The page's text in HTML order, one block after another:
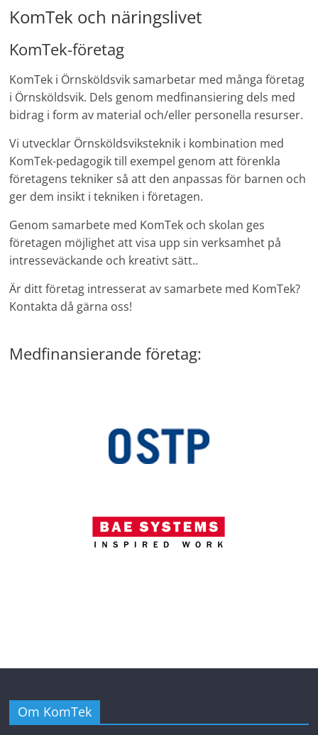
KomTek och näringslivet
KomTek-företag
KomTek i Örnsköldsvik samarbetar med många företag
i Örnsköldsvik. Dels genom medfinansiering dels med
bidrag i form av material och/eller personella resurser.
Vi utvecklar Örnsköldsviksteknik i kombination med
KomTek-pedagogik till exempel genom att förenkla
företagens tekniker så att den anpassas för barnen och
ger dem insikt i tekniken i företagen.
Genom samarbete med KomTek och skolan ges
företagen möjlighet att visa upp sin verksamhet på
intresseväckande och kreativt sätt..
Är ditt företag intresserat av samarbete med KomTek?
Kontakta då gärna oss!
Medfinansierande företag:
Om KomTek